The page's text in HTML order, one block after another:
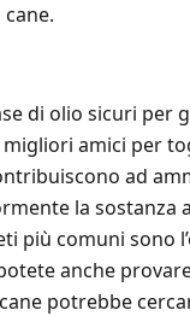
di olio sicuri per
amici per
ad
la sostanza
più comuni sono
potete anche
potrebbe